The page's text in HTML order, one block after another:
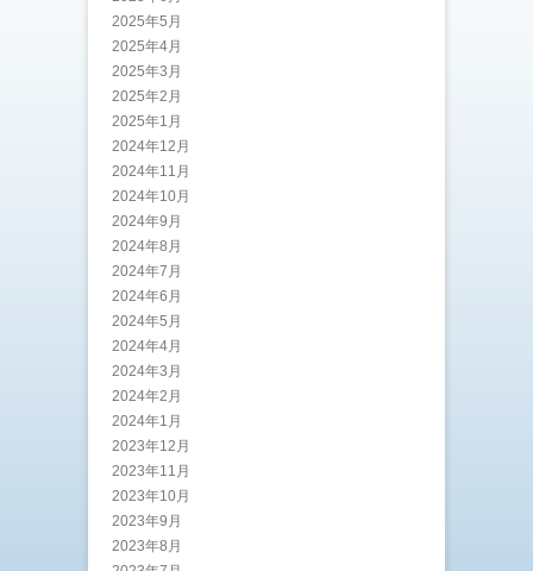
2025年5月
2025年4月
2025年3月
2025年2月
2025年1月
2024年12月
2024年11月
2024年10月
2024年9月
2024年8月
2024年7月
2024年6月
2024年5月
2024年4月
2024年3月
2024年2月
2024年1月
2023年12月
2023年11月
2023年10月
2023年9月
2023年8月